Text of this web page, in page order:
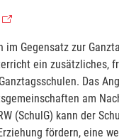
Gegensatz zur
ein
Das
am
(SchulG) kann der
fördern, eine